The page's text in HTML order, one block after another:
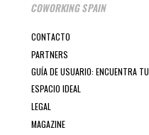
COWORKING SPAIN
CONTACTO
PARTNERS
GUÍA DE USUARIO: ENCUENTRA TU
ESPACIO IDEAL
LEGAL
MAGAZINE